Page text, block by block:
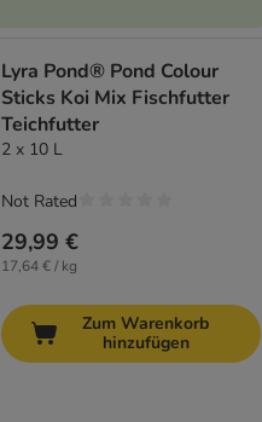
Lyra Pond® Pond Colour
Sticks Koi Mix Fischfutter
Teichfutter
2 x 10 L
29,99 €
17,64 € / kg
Not Rated
Zum Warenkorb
hinzufügen